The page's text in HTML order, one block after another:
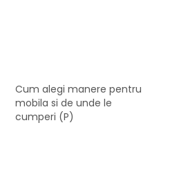
Cum alegi manere pentru
mobila si de unde le
cumperi (P)